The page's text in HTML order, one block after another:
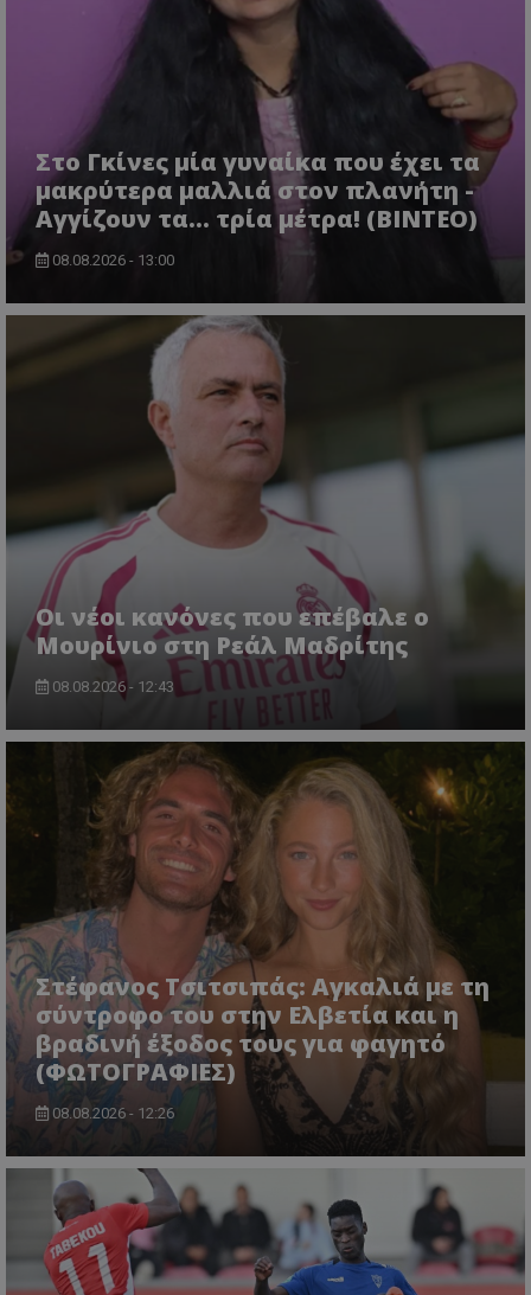
Στο Γκίνες μία γυναίκα που έχει τα
μακρύτερα μαλλιά στον πλανήτη -
Αγγίζουν τα... τρία μέτρα! (ΒΙΝΤΕΟ)
08.08.2026 - 13:00
Οι νέοι κανόνες που επέβαλε ο
Μουρίνιο στη Ρεάλ Μαδρίτης
08.08.2026 - 12:43
Στέφανος Τσιτσιπάς: Αγκαλιά με τη
σύντροφο του στην Ελβετία και η
βραδινή έξοδος τους για φαγητό
(ΦΩΤΟΓΡΑΦΙΕΣ)
08.08.2026 - 12:26